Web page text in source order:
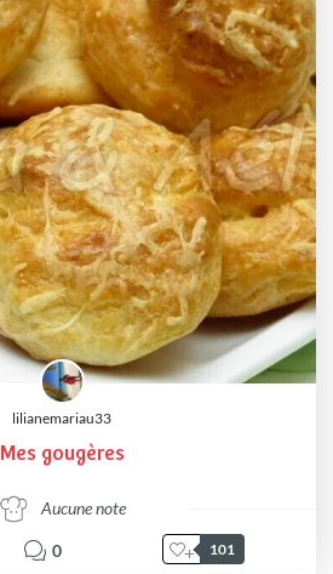
lilianemariau33
Mes gougères
Aucune note
0 101